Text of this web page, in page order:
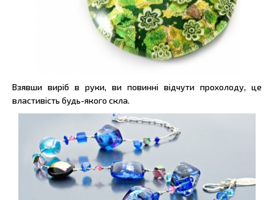
Взявши виріб в руки, ви повинні відчути прохолоду, це
властивість будь-якого скла.